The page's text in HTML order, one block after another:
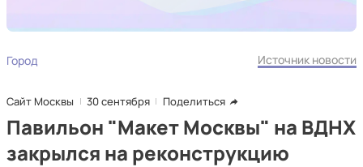
Город Источник новости
Сайт Москвы 30 сентября Поделиться
Павильон "Макет Москвы" на ВДНХ
закрылся на реконструкцию